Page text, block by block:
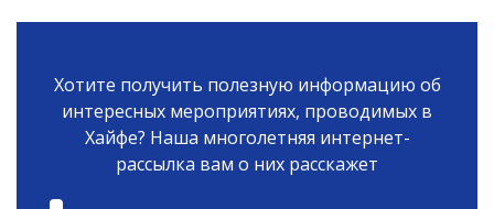
Хотите получить полезную информацию об
интересных мероприятиях, проводимых в
Хайфе? Наша многолетняя интернет-
рассылка вам о них расскажет